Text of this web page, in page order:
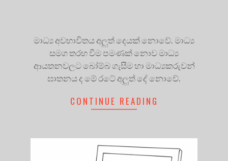
මාධ්‍ය අවභාවිතය අලුත් දෙයක් නොවේ. මාධ්‍ය
සමග තරහ වීම පමණක් නොව මාධ්‍ය
ආයතනවලට බෝම්බ ගැසීම හා මාධ්‍යකරුවන්
ඝාතනය ද මේ රටේ අලුත් දේ නොවේ.
CONTINUE READING